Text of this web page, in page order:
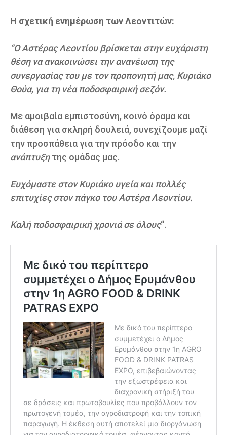
Η σχετική ενημέρωση των Λεοντιτών:
“Ο Αστέρας Λεοντίου βρίσκεται στην ευχάριστη
θέση να ανακοινώσει την ανανέωση της
συνεργασίας του με τον προπονητή μας, Κυριάκο
Θούα, για τη νέα ποδοσφαιρική σεζόν.
Με αμοιβαία εμπιστοσύνη, κοινό όραμα και
διάθεση για σκληρή δουλειά, συνεχίζουμε μαζί
την προσπάθεια για την πρόοδο και την
ανάπτυξητης ομάδας μας.
Ευχόμαστε στον Κυριάκο υγεία και πολλές
επιτυχίες στον πάγκο του Αστέρα Λεοντίου.
Καλή ποδοσφαιρική χρονιά σε όλους“.